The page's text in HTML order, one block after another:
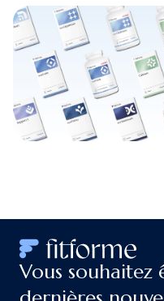
Vous souhaitez